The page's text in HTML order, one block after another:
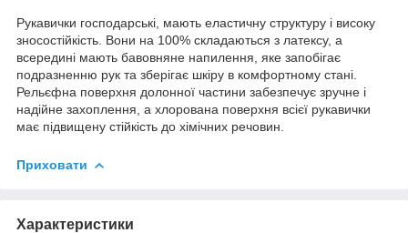
Рукавички господарські, мають еластичну структуру і високу
зносостійкість. Вони на 100% складаються з латексу, а
всередині мають бавовняне напилення, яке запобігає
подразненню рук та зберігає шкіру в комфортному стані.
Рельєфна поверхня долонної частини забезпечує зручне і
надійне захоплення, а хлорована поверхня всієї рукавички
має підвищену стійкість до хімічних речовин.
Приховати
Характеристики